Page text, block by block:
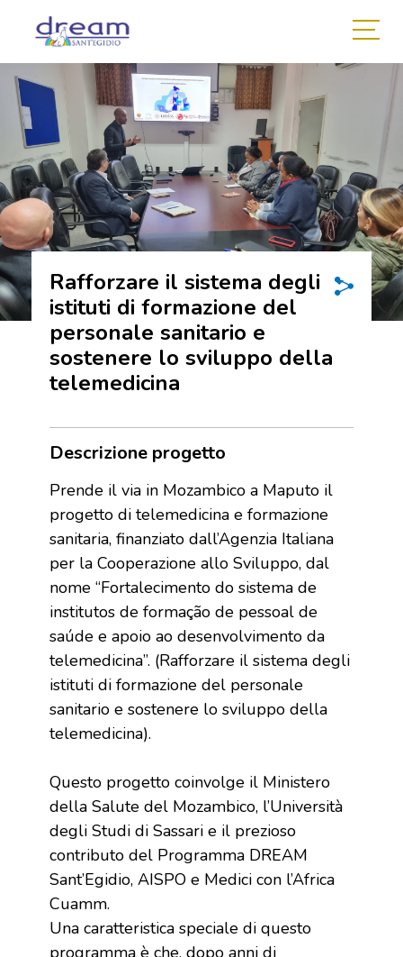
Rafforzare il sistema degli
istituti di formazione del
personale sanitario e
sostenere lo sviluppo della
telemedicina
Descrizione progetto
Prende il via in Mozambico a Maputo il
progetto di telemedicina e formazione
sanitaria, finanziato dall’Agenzia Italiana
per la Cooperazione allo Sviluppo, dal
nome “Fortalecimento do sistema de
institutos de formação de pessoal de
saúde e apoio ao desenvolvimento da
telemedicina”. (Rafforzare il sistema degli
istituti di formazione del personale
sanitario e sostenere lo sviluppo della
telemedicina).
Questo progetto coinvolge il Ministero
della Salute del Mozambico, l’Università
degli Studi di Sassari e il prezioso
contributo del Programma DREAM
Sant’Egidio, AISPO e Medici con l’Africa
Cuamm.
Una caratteristica speciale di questo
programma è che, dopo anni di